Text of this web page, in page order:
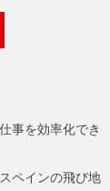
事を効率化でき
ペインの飛び地